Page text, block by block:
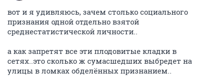
вот и я удивляюсь, зачем столько социального
признания одной отдельно взятой
среднестатистической личности..
а как запретят все эти плодовитые кладки в
сетях..это сколько ж сумасшедших выбредет на
улицы в ломках обделённых признанием..